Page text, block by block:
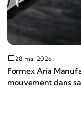
28 mai 2026
Formex Aria
mouvement dans